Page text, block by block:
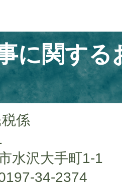
に関する
係
水沢大手町1-1
34-2374